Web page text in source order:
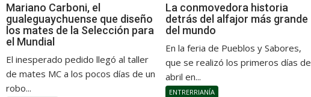
Mariano Carboni, el
gualeguaychuense que diseño
los mates de la Selección para
el Mundial
El inesperado pedido llegó al taller
de mates MC a los pocos días de un
robo...
La conmovedora historia
detrás del alfajor más grande
del mundo
En la feria de Pueblos y Sabores,
que se realizó los primeros días de
abril en...
ENTRERRIANÍA